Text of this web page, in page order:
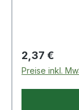
Regulärer
2,37 €
Preise inkl.